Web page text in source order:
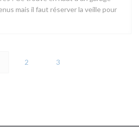
mais il faut réserver la veille pour
2 3